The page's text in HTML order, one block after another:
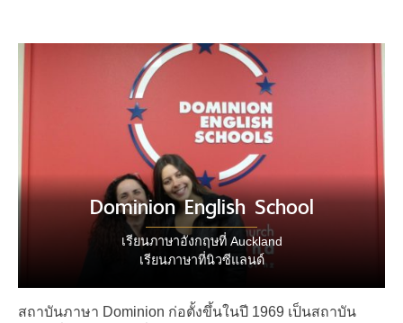
Dominion English School
เรียนภาษาอังกฤษที่ Auckland
เรียนภาษาที่นิวซีแลนด์
สถาบันภาษา Dominion ก่อตั้งขึ้นในปี 1969 เป็นสถาบัน